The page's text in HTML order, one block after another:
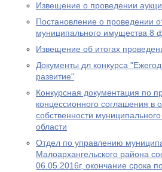
Извещение о проведении
Постановление о проведении
муниципального имущества 8
Извещение об итогах
Документы дл конкурса
развитие"
Конкурсная документация по
концессионного соглашения
собственности
области
Отдел по управлению
Малоархангельского района
06.05.2016г, окончание срока